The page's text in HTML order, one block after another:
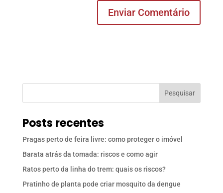
Pesquisar
Posts recentes
Pragas perto de feira livre: como proteger o imóvel
Barata atrás da tomada: riscos e como agir
Ratos perto da linha do trem: quais os riscos?
Pratinho de planta pode criar mosquito da dengue